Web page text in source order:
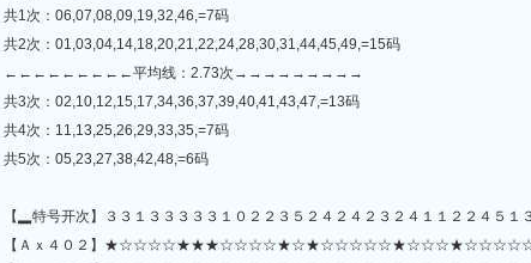
共1次：06,07,08,09,19,32,46,=7码
共2次：01,03,04,14,18,20,21,22,24,28,30,31,44,45,49,=15码
←←←←←←←←←平均线：2.73次→→→→→→→→→
共3次：02,10,12,15,17,34,36,37,39,40,41,43,47,=13码
共4次：11,13,25,26,29,33,35,=7码
共5次：05,23,27,38,42,48,=6码
【▂特号开次】３３１３３３３３１０２２３５２４２４２３２４１１２２４５１３
【Ａｘ４０２】★☆☆☆☆★★★☆☆☆☆★☆★☆☆☆☆☆★☆☆☆★☆☆☆☆☆